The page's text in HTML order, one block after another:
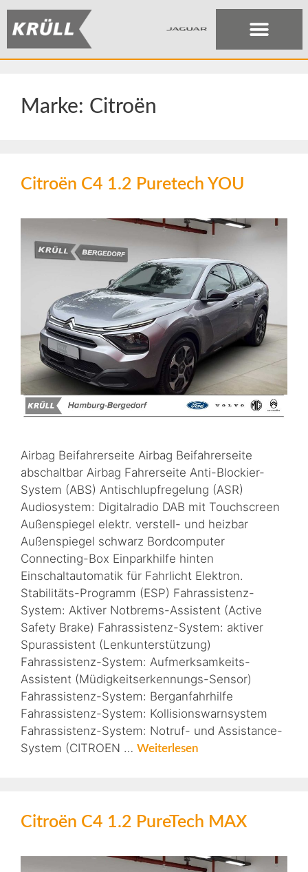
Marke: Citroën
Citroën C4 1.2 Puretech YOU
Airbag Beifahrerseite Airbag Beifahrerseite
abschaltbar Airbag Fahrerseite Anti-Blockier-
System (ABS) Antischlupfregelung (ASR)
Audiosystem: Digitalradio DAB mit Touchscreen
Außenspiegel elektr. verstell- und heizbar
Außenspiegel schwarz Bordcomputer
Connecting-Box Einparkhilfe hinten
Einschaltautomatik für Fahrlicht Elektron.
Stabilitäts-Programm (ESP) Fahrassistenz-
System: Aktiver Notbrems-Assistent (Active
Safety Brake) Fahrassistenz-System: aktiver
Spurassistent (Lenkunterstützung)
Fahrassistenz-System: Aufmerksamkeits-
Assistent (Müdigkeitserkennungs-Sensor)
Fahrassistenz-System: Berganfahrhilfe
Fahrassistenz-System: Kollisionswarnsystem
Fahrassistenz-System: Notruf- und Assistance-
System (CITROEN … Weiterlesen
Citroën C4 1.2 PureTech MAX